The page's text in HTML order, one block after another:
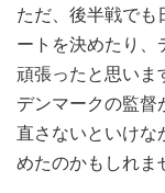
ただ、後半戦でも
ートを決めたり、
頑張ったと思いま
デンマークの監
直さないといけな
めたのかもしれま